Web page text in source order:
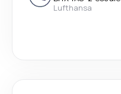
Lufthansa